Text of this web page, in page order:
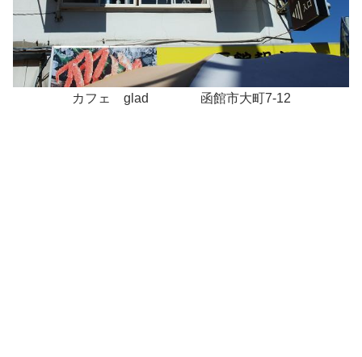
カフェ glad 函館市大町7-12